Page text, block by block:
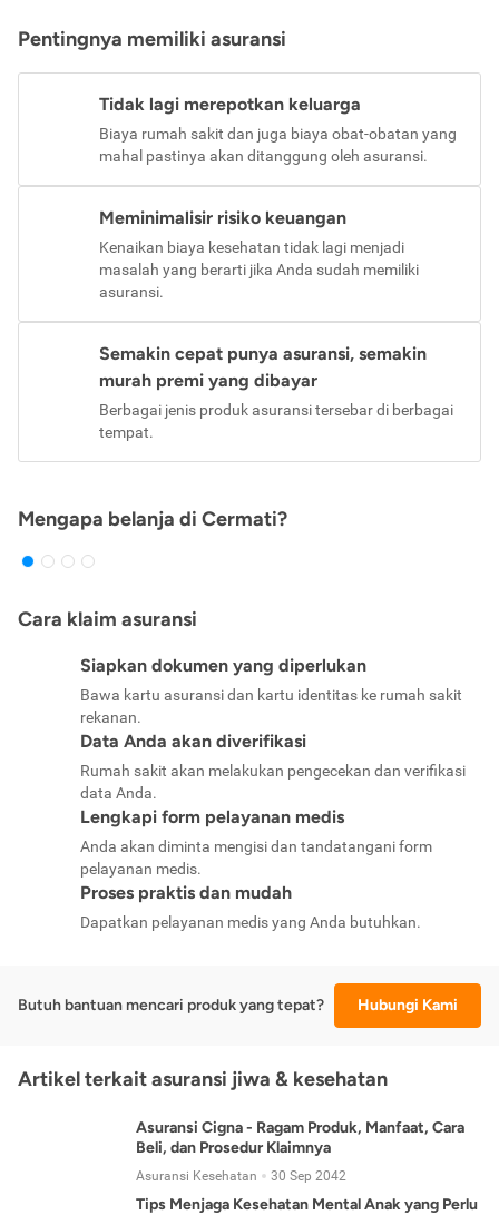
Pentingnya memiliki asuransi
Tidak lagi merepotkan keluarga
Biaya rumah sakit dan juga biaya obat-obatan yang
mahal pastinya akan ditanggung oleh asuransi.
Meminimalisir risiko keuangan
Kenaikan biaya kesehatan tidak lagi menjadi
masalah yang berarti jika Anda sudah memiliki
asuransi.
Semakin cepat punya asuransi, semakin
murah premi yang dibayar
Berbagai jenis produk asuransi tersebar di berbagai
tempat.
Mengapa belanja di Cermati?
Cara klaim asuransi
Siapkan dokumen yang diperlukan
Bawa kartu asuransi dan kartu identitas ke rumah sakit
rekanan.
Data Anda akan diverifikasi
Rumah sakit akan melakukan pengecekan dan verifikasi
data Anda.
Lengkapi form pelayanan medis
Anda akan diminta mengisi dan tandatangani form
pelayanan medis.
Proses praktis dan mudah
Dapatkan pelayanan medis yang Anda butuhkan.
Butuh bantuan mencari produk yang tepat? Hubungi Kami
Artikel terkait asuransi jiwa & kesehatan
Asuransi Cigna - Ragam Produk, Manfaat, Cara
Beli, dan Prosedur Klaimnya
Asuransi Kesehatan 30 Sep 2042
Tips Menjaga Kesehatan Mental Anak yang Perlu